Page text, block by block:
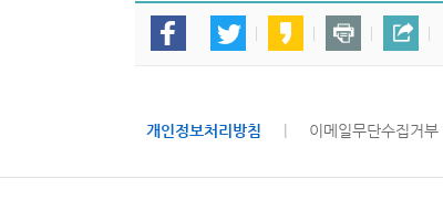
개인정보처리방침 이메일무단수집거부